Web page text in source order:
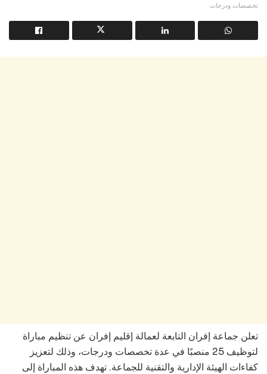
تخصصات ودرجات
تعلن جماعة إفران التابعة لعمالة إقليم إفران عن تنظيم مباراة
لتوظيف 25 منصبًا في عدة تخصصات ودرجات، وذلك لتعزيز
كفاءات الهيئة الإدارية والتقنية للجماعة. تهدف هذه المباراة إلى